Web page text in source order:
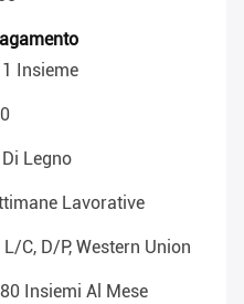
1 Insieme
Legno
Lavorative
L/C, D/P, Western Union
80 Insiemi Al Mese